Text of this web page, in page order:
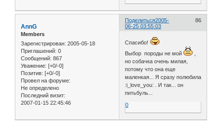
Поделиться 86
2005-
06-25 03:55:03
AnnG
Members
Зарегистрирован: 2005-05-18
Приглашений: 0
Сообщений: 867
Уважение: [+0/-0]
Позитив: [+0/-0]
Провел на форуме:
Не определено
Последний визит:
2007-01-15 22:45:46
Спасибо!
Выбор породы не мой
но собачка очень милая,
потому что она еще
маленкая... Я сразу полюбила
:i_love_you: . И так... он
питьбуль...
0